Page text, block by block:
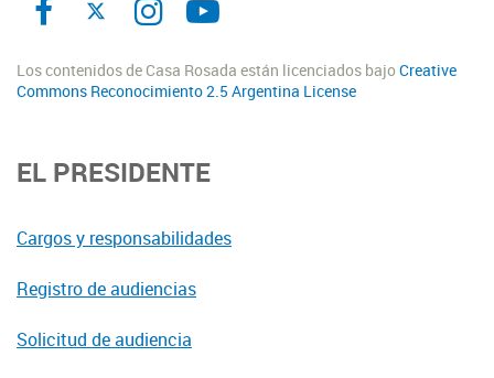
Los contenidos de Casa Rosada están licenciados bajoCreative
Commons Reconocimiento 2.5 Argentina License
EL PRESIDENTE
Cargos y responsabilidades
Registro de audiencias
Solicitud de audiencia